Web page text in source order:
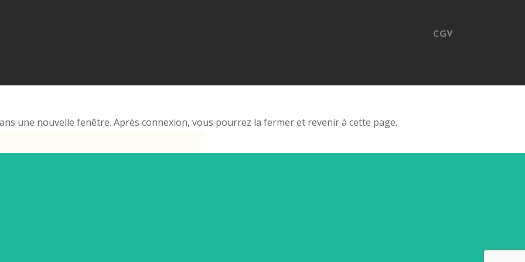
CGV
une nouvelle fenêtre. Après connexion, vous pourrez la fermer et revenir à cette page.